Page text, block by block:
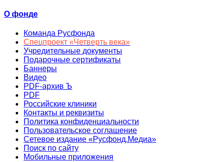
О фонде
Команда Русфонда
Спецпроект «Четверть века»
Учредительные документы
Подарочные сертификаты
Баннеры
Видео
PDF-архив Ъ
PDF
Российские клиники
Контакты и реквизиты
Политика конфиденциальности
Пользовательское соглашение
Сетевое издание «Русфонд.Медиа»
Поиск по сайту
Мобильные приложения